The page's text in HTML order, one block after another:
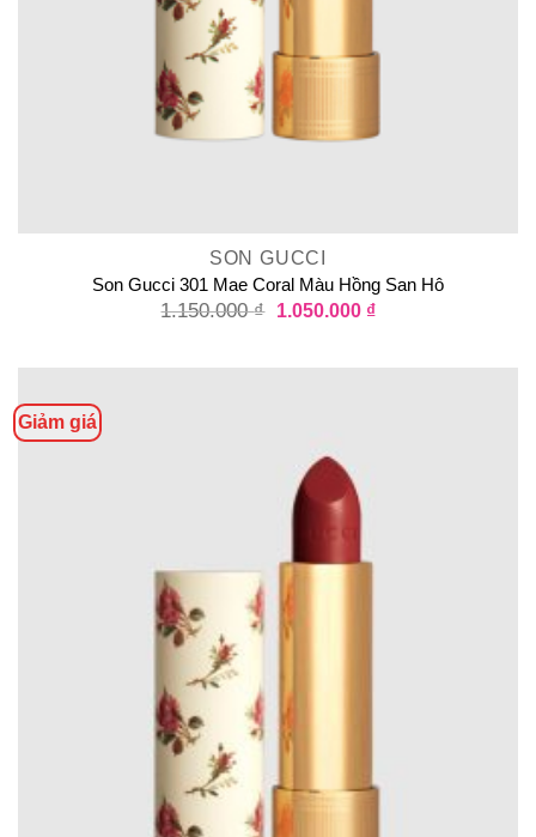
SON GUCCI
Son Gucci 301 Mae Coral Màu Hồng San Hô
1.150.000₫ 1.050.000 ₫
Giảm giá